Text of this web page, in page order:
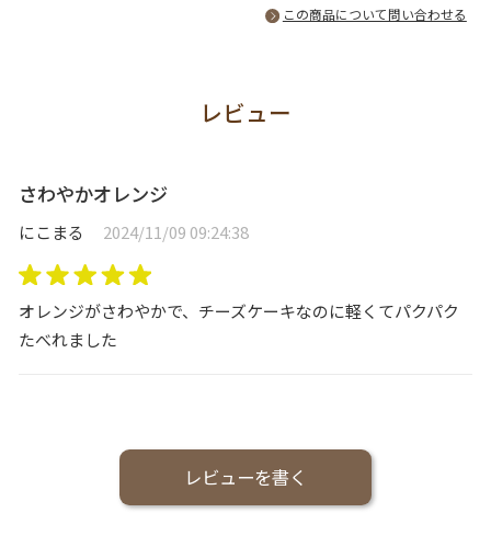
この商品について問い合わせる
レビュー
さわやかオレンジ
にこまる 2024/11/09 09:24:38
オレンジがさわやかで、チーズケーキなのに軽くてパクパク
たべれました
レビューを書く